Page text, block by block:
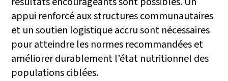
appui renforcé aux structures communautaires
et un soutien logistique accru sont nécessaires
pour atteindre les normes recommandées et
améliorer durablement l’état nutritionnel des
populations ciblées.